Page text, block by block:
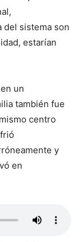
del sistema son
estarían
un
también fue
centro
y
en